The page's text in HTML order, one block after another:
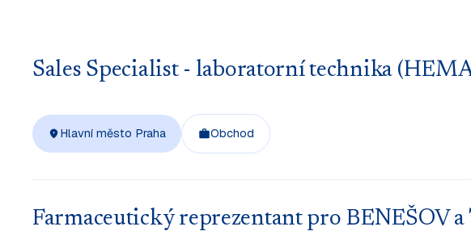
Sales Specialist - laboratorní technika
Hlavní město Praha Obchod
Farmaceutický reprezentant pro BENEŠOV